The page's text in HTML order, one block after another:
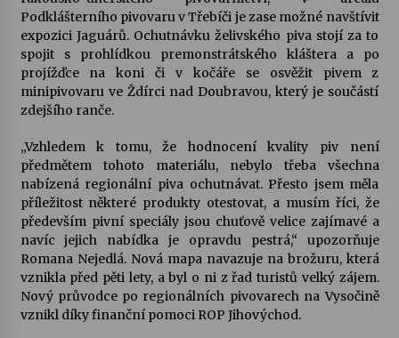
Za kulturou kousek za Humpolec. V Želivě ožije
odkaz Josefa Čapka
13. 7. 2026
Želiv
3. 7. 2026
Petr Adamec – Malovaný svět
30. 6. 2026
Podklášterního pivovaru v Třebíči je zase možné navštívit
expozici Jaguárů. Ochutnávku želivského piva stojí za to
spojit s prohlídkou premonstrátského kláštera a po
projížďce na koni či v kočáře se osvěžit pivem z
minipivovaru ve Ždírci nad Doubravou, který je součástí
zdejšího ranče.
„Vzhledem k tomu, že hodnocení kvality piv není
předmětem tohoto materiálu, nebylo třeba všechna
nabízená regionální piva ochutnávat. Přesto jsem měla
příležitost některé produkty otestovat, a musím říci, že
především pivní speciály jsou chuťově velice zajímavé a
navíc jejich nabídka je opravdu pestrá,“ upozorňuje
Romana Nejedlá. Nová mapa navazuje na brožuru, která
vznikla před pěti lety, a byl o ni z řad turistů velký zájem.
Nový průvodce po regionálních pivovarech na Vysočině
vznikl díky finanční pomoci ROP Jihovýchod.